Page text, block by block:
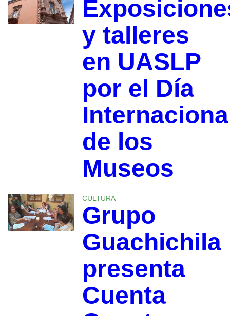
y talleres
en UASLP
por el Día
de los
Museos
CULTURA
Grupo
Guachichila
presenta
Cuenta